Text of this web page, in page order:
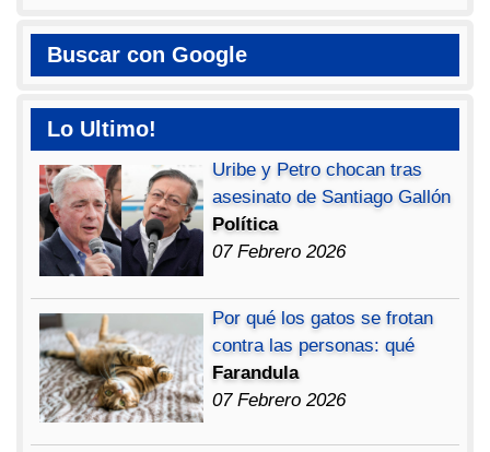
Buscar con Google
Lo Ultimo!
Uribe y Petro chocan tras
asesinato de Santiago Gallón
Política
07 Febrero 2026
Por qué los gatos se frotan
contra las personas: qué
Farandula
07 Febrero 2026